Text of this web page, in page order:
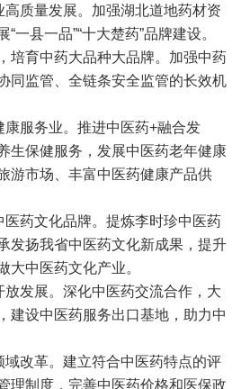
高质量发展。加强湖北道地药材资
一县一品”“十大楚药”品牌建设。
培育中药大品种大品牌。加强中药
同监管、全链条安全监管的长效机
康服务业。推进中医药+融合发
生保健服务，发展中医药老年健康
游市场、丰富中医药健康产品供
医药文化品牌。提炼李时珍中医药
发扬我省中医药文化新成果，提升
大中医药文化产业。
放发展。深化中医药交流合作，大
建设中医药服务出口基地，助力中
域改革。建立符合中医药特点的评
理制度，完善中医药价格和医保政